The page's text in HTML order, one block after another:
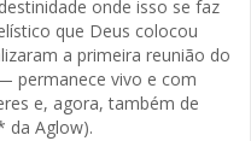
onde isso se faz
que Deus colocou
a primeira reunião do
permanece vivo e com
e, agora, também de
da Aglow).